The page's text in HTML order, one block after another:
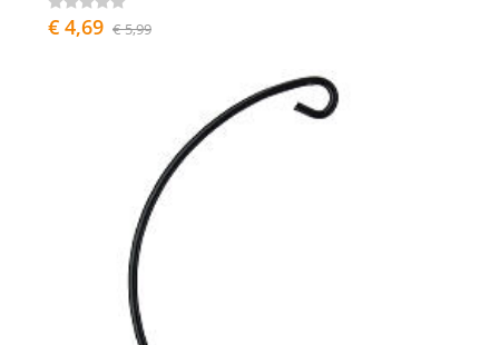
€ 4,69 € 5,99